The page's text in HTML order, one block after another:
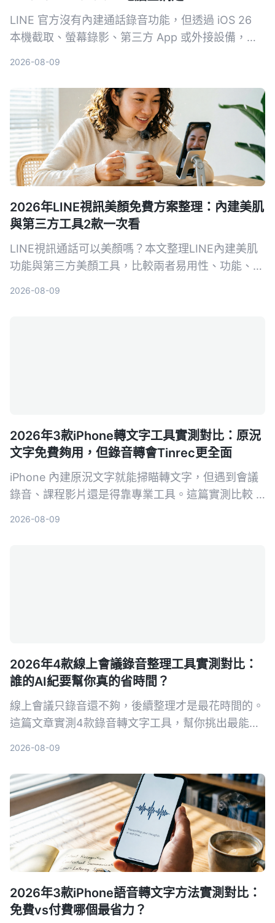
LINE 官方沒有內建通話錄音功能，但透過 iOS 26
本機截取、螢幕錄影、第三方 App 或外接設備，一
2026-08-09
2026年LINE視訊美顏免費方案整理：內建美肌
與第三方工具2款一次看
LINE視訊通話可以美顏嗎？本文整理LINE內建美肌
功能與第三方美顏工具，比較兩者易用性、功能、平
2026-08-09
2026年3款iPhone轉文字工具實測對比：原況
文字免費夠用，但錄音轉會Tinrec更全面
iPhone 內建原況文字就能掃瞄轉文字，但遇到會議
錄音、課程影片還是得靠專業工具。這篇實測比較 3
2026-08-09
2026年4款線上會議錄音整理工具實測對比：
誰的AI紀要幫你真的省時間？
線上會議只錄音還不夠，後續整理才是最花時間的。
這篇文章實測4款錄音轉文字工具，幫你挑出最能自
2026-08-09
2026年3款iPhone語音轉文字方法實測對比：
免費vs付費哪個最省力？